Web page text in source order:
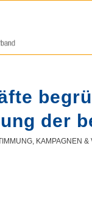
der
, KAMPAGNEN